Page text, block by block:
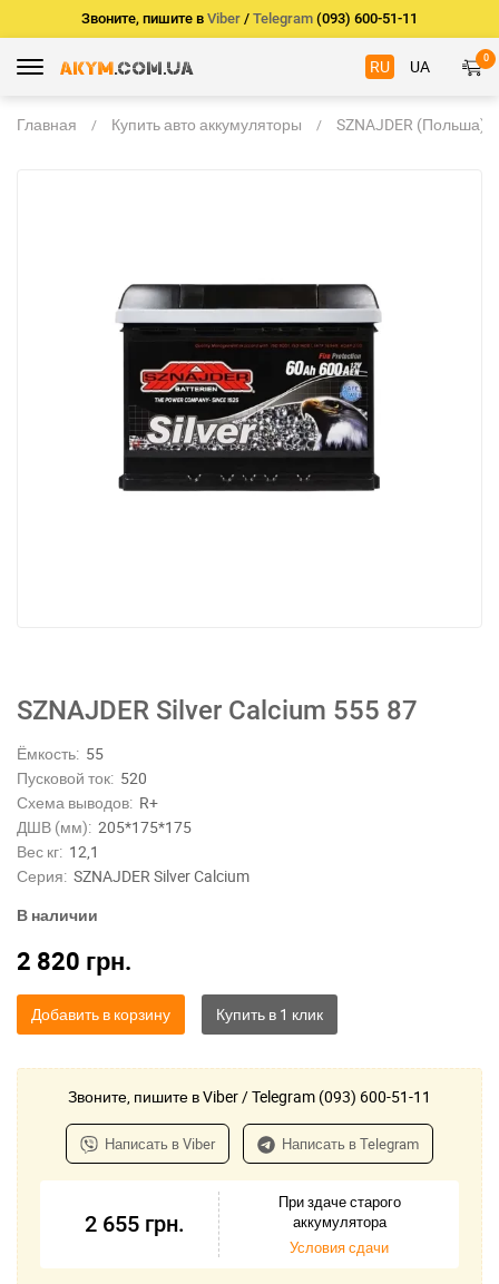
Звоните, пишите в Viber / Telegram (093) 600-51-11
RU UA 0
Главная Купить авто аккумуляторы SZNAJDER (Польша)
SZNAJDER Silver Calcium 555 87
Ёмкость: 55
Пусковой ток: 520
Схема выводов: R+
ДШВ (мм): 205*175*175
Вес кг: 12,1
Серия: SZNAJDER Silver Calcium
В наличии
2 820 грн.
Добавить в корзину
Звоните, пишите в Viber / Telegram (093) 600-51-11
Написать в Viber Написать в Telegram
2 655 грн.
При здаче старого
аккумулятора
Условия сдачи